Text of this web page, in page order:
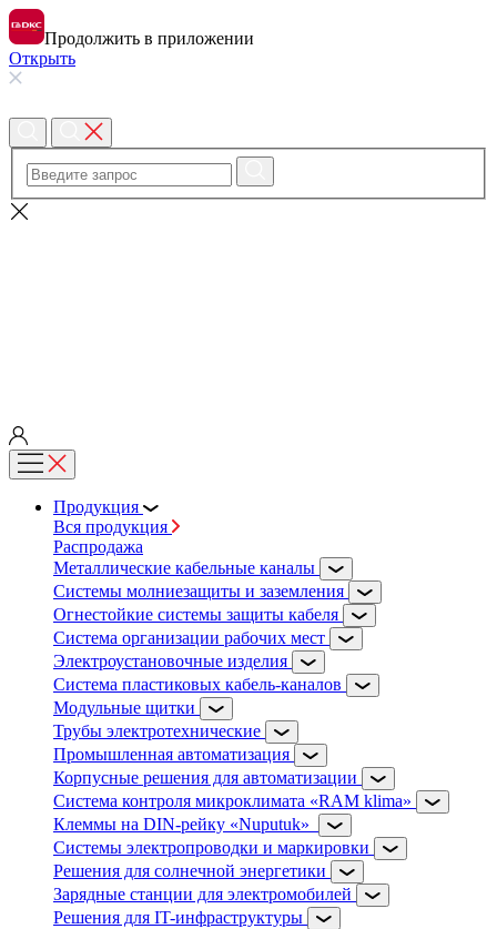
Продолжить в приложении
Открыть
Продукция
Вся продукция
Распродажа
Металлические кабельные каналы
Системы молниезащиты и заземления
Огнестойкие системы защиты кабеля
Система организации рабочих мест
Электроустановочные изделия
Система пластиковых кабель-каналов
Модульные щитки
Трубы электротехнические
Промышленная автоматизация
Корпусные решения для автоматизации
Система контроля микроклимата «RAM klima»
Клеммы на DIN-рейку «Nuputuk»
Системы электропроводки и маркировки
Решения для солнечной энергетики
Зарядные станции для электромобилей
Решения для IT-инфраструктуры